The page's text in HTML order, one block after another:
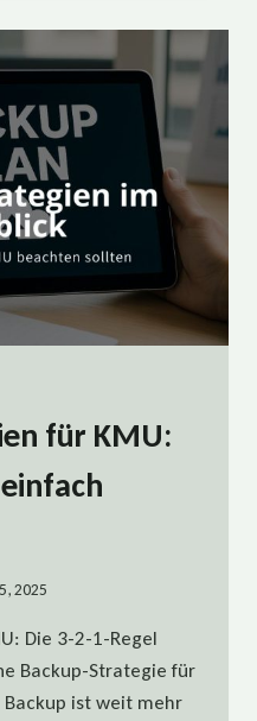
für KMU:
2025
Die 3-2-1-Regel
Backup-Strategie für
ist weit mehr